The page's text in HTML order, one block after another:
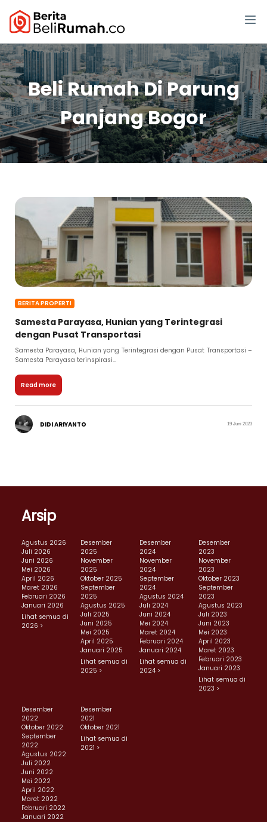
Beli Rumah Di Parung
Panjang Bogor
BERITA PROPERTI
Samesta Parayasa, Hunian yang Terintegrasi
dengan Pusat Transportasi
Samesta Parayasa, Hunian yang Terintegrasi dengan Pusat Transportasi –
Samesta Parayasa terinspirasi...
Read more
DIDI ARIYANTO 19 Juni 2023
Arsip
Agustus 2026
Juli 2026
Juni 2026
Mei 2026
April 2026
Maret 2026
Februari 2026
Januari 2026
Lihat semua di
2026 >
Desember
2025
November
2025
Oktober 2025
September
2025
Agustus 2025
Juli 2025
Juni 2025
Mei 2025
April 2025
Januari 2025
Lihat semua di
2025 >
Desember
2024
November
2024
September
2024
Agustus 2024
Juli 2024
Juni 2024
Mei 2024
Maret 2024
Februari 2024
Januari 2024
Lihat semua di
2024 >
Desember
2023
November
2023
Oktober 2023
September
2023
Agustus 2023
Juli 2023
Juni 2023
Mei 2023
April 2023
Maret 2023
Februari 2023
Januari 2023
Lihat semua di
2023 >
Desember
2022
Oktober 2022
September
2022
Agustus 2022
Juli 2022
Juni 2022
Mei 2022
April 2022
Maret 2022
Februari 2022
Januari 2022
Desember
2021
Oktober 2021
Lihat semua di
2021 >